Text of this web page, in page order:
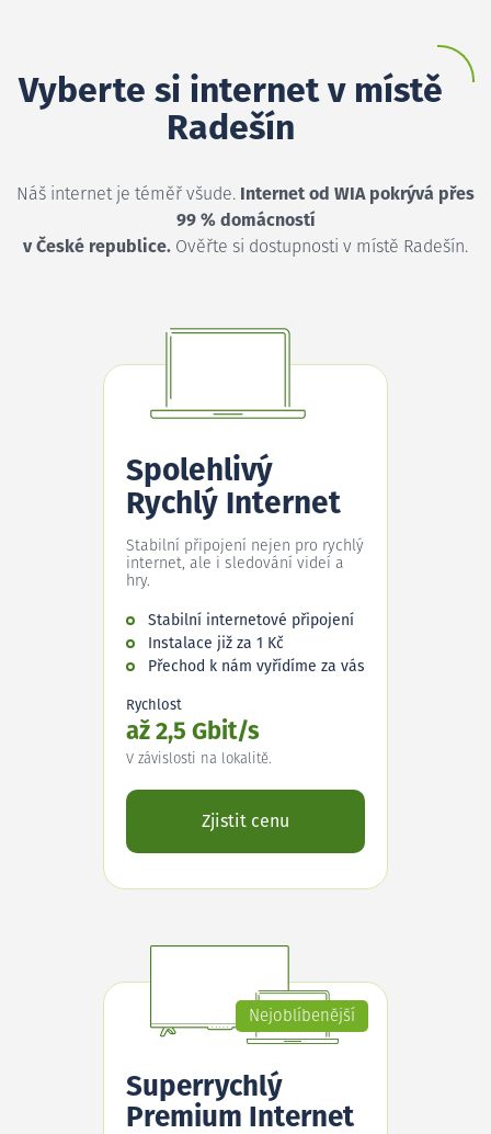
Vyberte si internet v místě
Radešín
Náš internet je téměř všude. Internet od WIA pokrývá přes
99 % domácností
v České republice. Ověřte si dostupnosti v místě Radešín.
Spolehlivý
Rychlý Internet
Stabilní připojení nejen pro rychlý
internet, ale i sledování videí a
hry.
Stabilní internetové připojení
Instalace již za 1 Kč
Přechod k nám vyřídíme za vás
Rychlost
až 2,5 Gbit/s
V závislosti na lokalitě.
Zjistit cenu
Nejoblíbenější
Superrychlý
Premium Internet